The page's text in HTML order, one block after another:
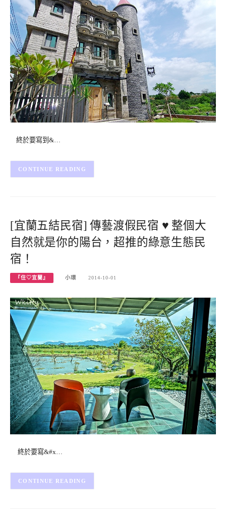
終於要寫到&…
CONTINUE READING
[宜蘭五結民宿] 傳藝渡假民宿 ♥ 整個大
自然就是你的陽台，超推的綠意生態民
宿！
『住♡宜蘭』 小環 2014-10-01
終於要寫&#x…
CONTINUE READING